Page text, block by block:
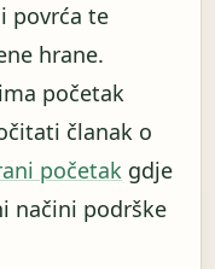
povrća te
hrane.
početak
članak o
početak gdje
načini podrške